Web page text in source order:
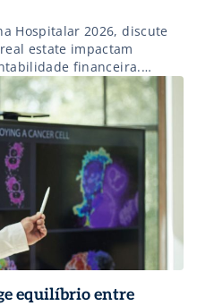
Hospitalar 2026, discute
estate impactam
financeira.
equilíbrio entre